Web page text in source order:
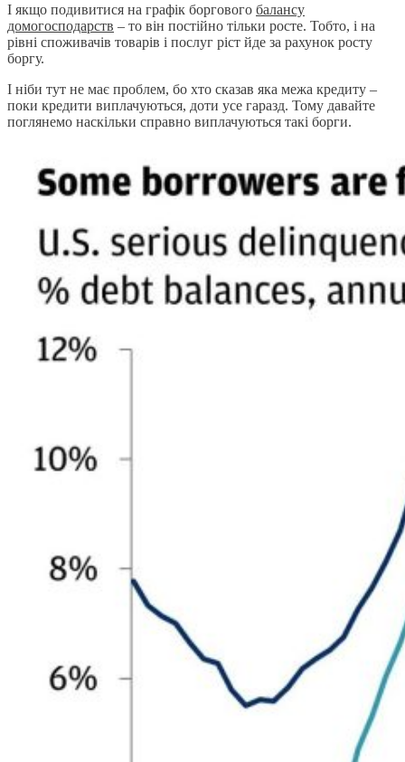
І якщо подивитися на графік боргового балансу
домогосподарств – то він постійно тільки росте. Тобто, і на
рівні споживачів товарів і послуг ріст йде за рахунок росту
боргу.
І ніби тут не має проблем, бо хто сказав яка межа кредиту –
поки кредити виплачуються, доти усе гаразд. Тому давайте
поглянемо наскільки справно виплачуються такі борги.